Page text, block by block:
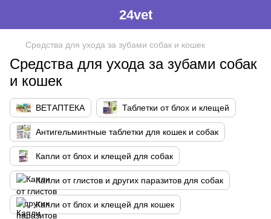
24vet
Средства для ухода за зубами собак и кошек
Средства для ухода за зубами собак
и кошек
ВЕТАПТЕКА Таблетки от блох и клещей
Антигельминтные таблетки для кошек и собак
Капли от блох и клещей для собак
Капли от глистов и других паразитов для собак
Капли от блох и клещей для кошек